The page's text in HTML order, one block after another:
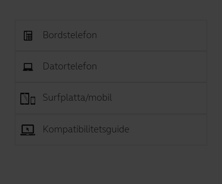
Bordstelefon
Datortelefon
Surfplatta/mobil
Kompatibilitetsguide